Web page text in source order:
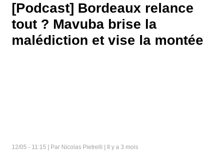
[Podcast] Bordeaux relance
tout ? Mavuba brise la
malédiction et vise la montée
12/05 - 11:15 | Par Nicolas Pietrelli | Il y a 3 mois